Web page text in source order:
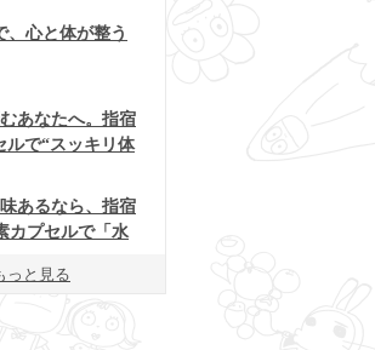
、心と体が整う
あなたへ。指宿
で“スッキリ体
あるなら、指宿
カプセルで「水
っと見る